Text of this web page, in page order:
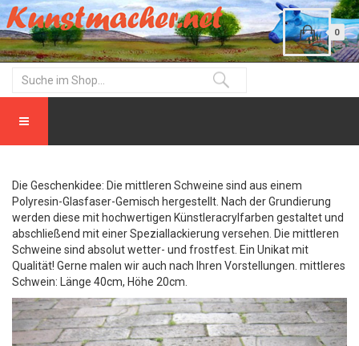
0
Die Geschenkidee: Die mittleren Schweine sind aus einem
Polyresin-Glasfaser-Gemisch hergestellt. Nach der Grundierung
werden diese mit hochwertigen Künstleracrylfarben gestaltet und
abschließend mit einer Speziallackierung versehen. Die mittleren
Schweine sind absolut wetter- und frostfest. Ein Unikat mit
Qualität! Gerne malen wir auch nach Ihren Vorstellungen. mittleres
Schwein: Länge 40cm, Höhe 20cm.